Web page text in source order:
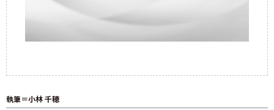
執筆＝小林 千穂